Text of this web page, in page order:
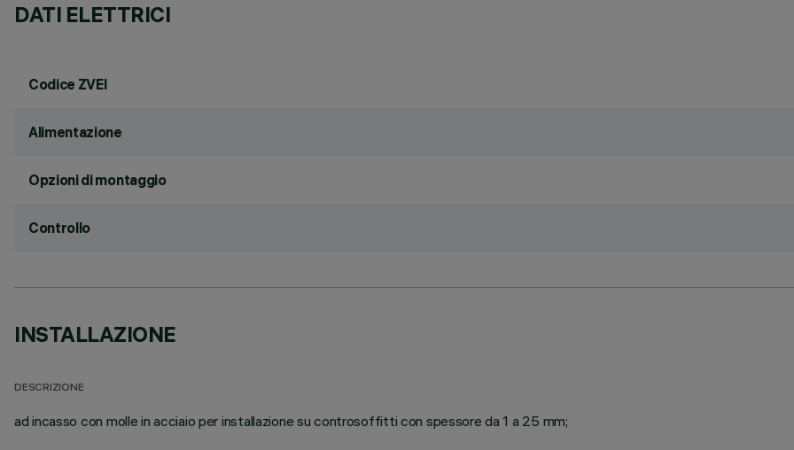
DATI ELETTRICI
Codice ZVEI
Alimentazione
Opzioni di montaggio
Controllo
INSTALLAZIONE
DESCRIZIONE
ad incasso con molle in acciaio per installazione su controsoffitti con spessore da 1 a 25 mm;